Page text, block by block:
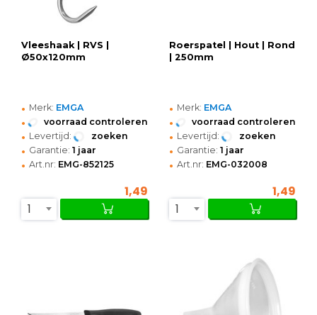
Vleeshaak | RVS |
Ø50x120mm
• Merk: EMGA
• voorraad controleren
• Levertijd: zoeken
• Garantie: 1 jaar
• Art.nr: EMG-852125
1,49
1
Roerspatel | Hout | Rond
| 250mm
• Merk: EMGA
• voorraad controleren
• Levertijd: zoeken
• Garantie: 1 jaar
• Art.nr: EMG-032008
1,49
1